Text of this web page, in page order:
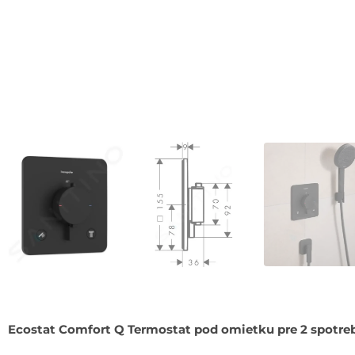
Ecostat Comfort Q Termostat pod omietku pre 2